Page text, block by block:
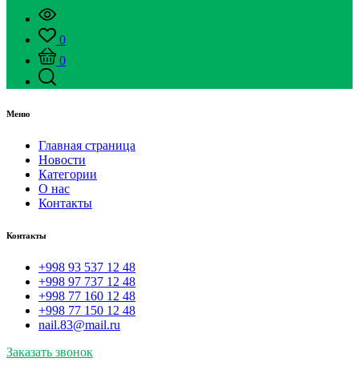
0
0
Меню
Главная страница
Новости
Категории
О нас
Контакты
Контакты
+998 93 537 12 48
+998 97 737 12 48
+998 77 160 12 48
+998 77 150 12 48
nail.83@mail.ru
Заказать звонок